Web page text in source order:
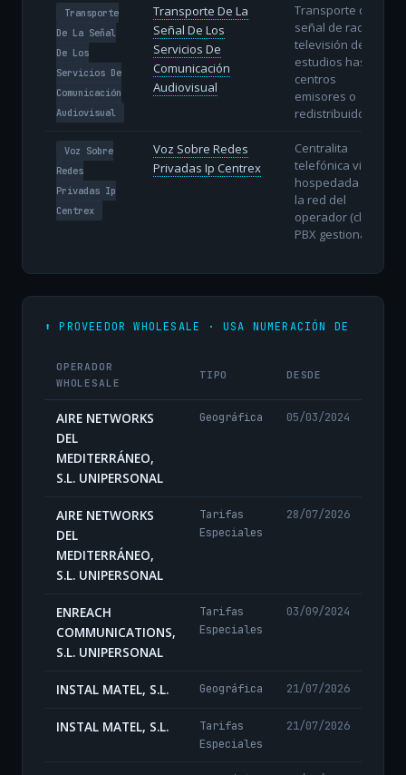
Transporte
De La Señal
De Los
Servicios De
Comunicación
Audiovisual
Transporte De La
Señal De Los
Servicios De
Comunicación
Audiovisual
Transporte de la
señal de radio y
televisión desde
estudios hasta
centros
emisores o
redistribuidores.
Voz Sobre
Redes
Privadas Ip
Centrex
Voz Sobre Redes
Privadas Ip Centrex
Centralita
telefónica virtual
hospedada en
la red del
operador (cloud
PBX gestionada).
⬆️ PROVEEDOR WHOLESALE · USA NUMERACIÓN DE
OPERADOR
WHOLESALE
TIPO DESDE
AIRE NETWORKS
DEL
MEDITERRÁNEO,
S.L. UNIPERSONAL
Geográfica 05/03/2024
AIRE NETWORKS
DEL
MEDITERRÁNEO,
S.L. UNIPERSONAL
Tarifas
Especiales
28/07/2026
ENREACH
COMMUNICATIONS,
S.L. UNIPERSONAL
Tarifas
Especiales
03/09/2024
INSTAL MATEL, S.L. Geográfica 21/07/2026
INSTAL MATEL, S.L.
Tarifas
Especiales
21/07/2026